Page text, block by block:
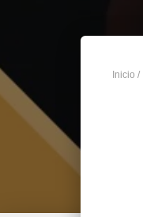
Inicio /